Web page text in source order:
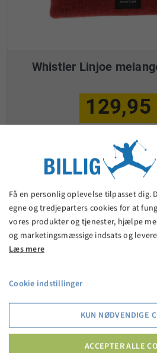
Whistler Linjoe
129,95
VIS PRODUKT
Få en personlig oplevelse tilpasset dig.
egne og tredjeparters cookies for at
vores produkter og tjenester, hjælpe
og marketingsmæssige indsats og
Læs mere
Cookie indstillinger
KUN NØDVENDIGE
ACCEPTER ALLE